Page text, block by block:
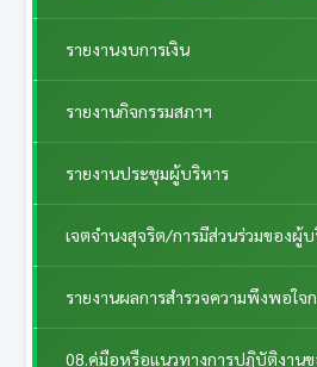
รายงานงบการเงิน
รายงานกิจกรรมสภาฯ
รายงานประชุมผู้บริหาร
เจตจำนงสุจริต/การมีส่วนร่วมของผู้
รายงานผลการสำรวจความพึงพอใจ
08.คู่มือหรือแนวทางการปฏิบัติงานข